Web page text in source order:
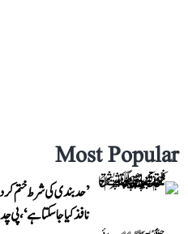
Most Popular
’حد بندی کی شرط ختم
نافذ کیا جا سکتا ہے‘،